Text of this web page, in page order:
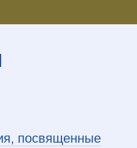
посвященные